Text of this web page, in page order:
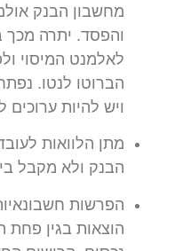
מחשבון הבנק אולם אין
והפסד. יתרה מכך
לאלמנט המיסוי ולפער
הברוטו לנטו. נפתחת
ויש להיות ערוכים לכך.
מתן הלוואות לעובדים –
הבנק ולא מקבל ביטוי
הפרשות חשבונאיות –
הוצאות בגין פחת הינן